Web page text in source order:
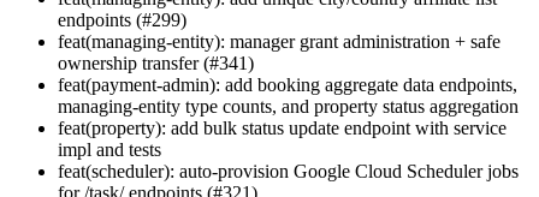
endpoints (#299)
feat(managing-entity): manager grant administration + safe
ownership transfer (#341)
feat(payment-admin): add booking aggregate data endpoints,
managing-entity type counts, and property status aggregation
feat(property): add bulk status update endpoint with service
impl and tests
feat(scheduler): auto-provision Google Cloud Scheduler jobs